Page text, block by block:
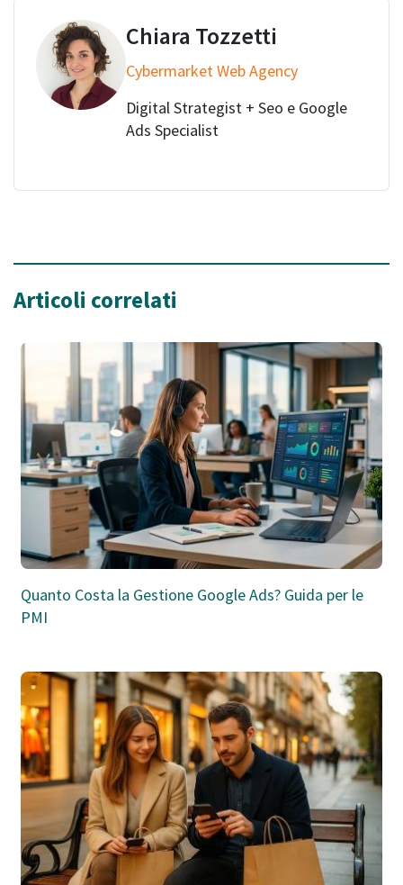
Chiara Tozzetti
Cybermarket Web Agency
Digital Strategist + Seo e Google
Ads Specialist
Articoli correlati
Quanto Costa la Gestione Google Ads? Guida per le
PMI